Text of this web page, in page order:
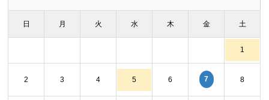
日 月 火 水 木 金 土
1
2 3 4 5 6 7 8